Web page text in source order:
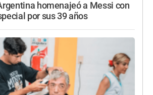
homenajeó a Messi con
por sus 39 años